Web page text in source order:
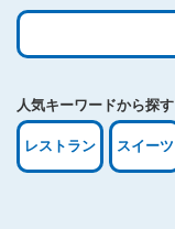
検
索:
人気キーワードから探す
レストラン スイーツ